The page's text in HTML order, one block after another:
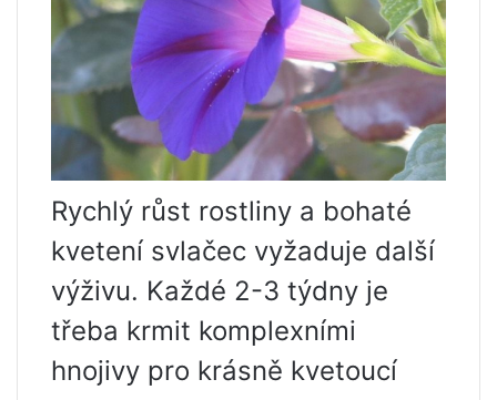
Rychlý růst rostliny a bohaté
kvetení svlačec vyžaduje další
výživu. Každé 2-3 týdny je
třeba krmit komplexními
hnojivy pro krásně kvetoucí